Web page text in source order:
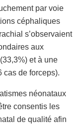
par voie
céphaliques
s’observaient
aux
et à une
cas de forceps).
néonataux
consentis les
de qualité afin